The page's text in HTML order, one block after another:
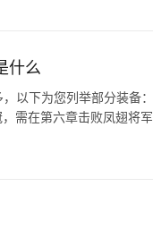
什么
以下为您列举部分装备
需在第六章击败凤翅将